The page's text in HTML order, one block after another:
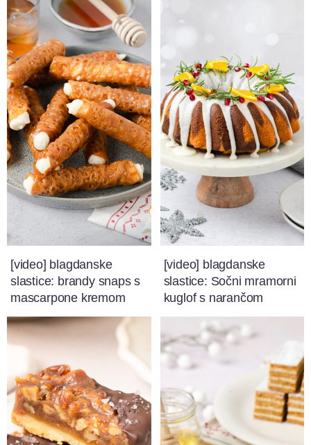
[video] blagdanske
slastice: brandy snaps s
mascarpone kremom
[video] blagdanske
slastice: Sočni mramorni
kuglof s narančom